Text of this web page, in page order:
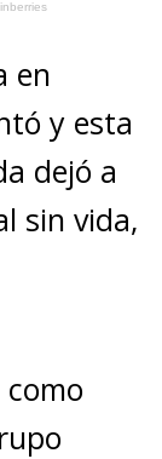
en
y esta
dejó a
sin vida,